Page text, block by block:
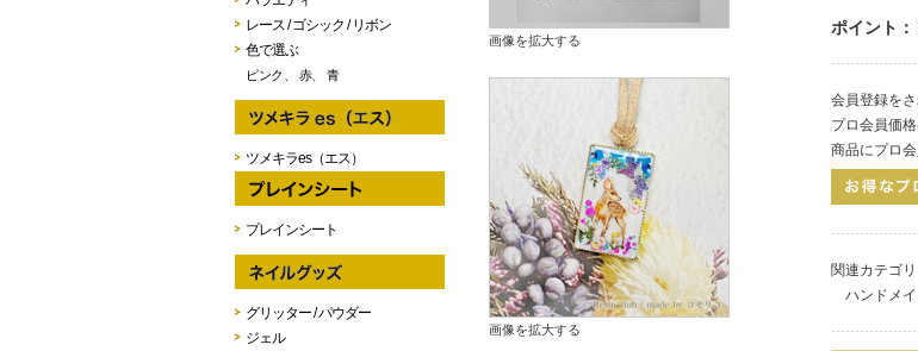
レース / ゴシック / リボン
色で選ぶ
ピンク 赤、 青
ツメキラes（エス）
プレインシート
グリッター / パウダー
ジェル
画像を拡大する
画像を拡大する
ポイント
会員登録を
プロ会員価
商品にプロ
関連カテゴリ
ハンドメ